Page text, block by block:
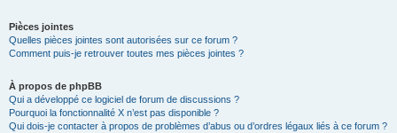
Pièces jointes
Quelles pièces jointes sont autorisées sur ce forum ?
Comment puis-je retrouver toutes mes pièces jointes ?
À propos de phpBB
Qui a développé ce logiciel de forum de discussions ?
Pourquoi la fonctionnalité X n’est pas disponible ?
Qui dois-je contacter à propos de problèmes d’abus ou d’ordres légaux liés à ce forum ?